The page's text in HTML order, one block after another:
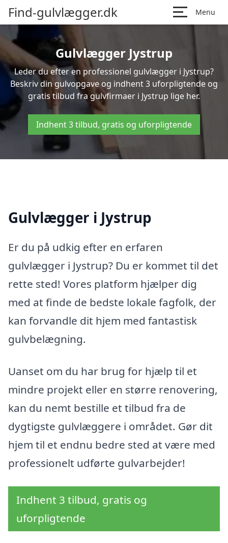
Find-gulvlægger.dk Menu
Gulvlægger Jystrup
Leder du efter en professionel gulvlægger i Jystrup?
Beskriv din gulvopgave og indhent 3 uforpligtende og
gratis tilbud fra gulvfirmaer i Jystrup lige her.
Indhent 3 tilbud, gratis og uforpligtende
Gulvlægger i Jystrup
Er du på udkig efter en erfaren
gulvlægger i Jystrup? Du er kommet til det
rette sted! Vores platform hjælper dig
med at finde de bedste lokale fagfolk, der
kan forvandle dit hjem med fantastisk
gulvbelægning.
Uanset om du har brug for hjælp til et
mindre projekt eller en større renovering,
kan du nemt bestille et tilbud fra de
dygtigste gulvlæggere i området. Gør dit
hjem til et endnu bedre sted at være med
professionelt udførte gulvarbejder!
Indhent 3 tilbud, gratis og
uforpligtende